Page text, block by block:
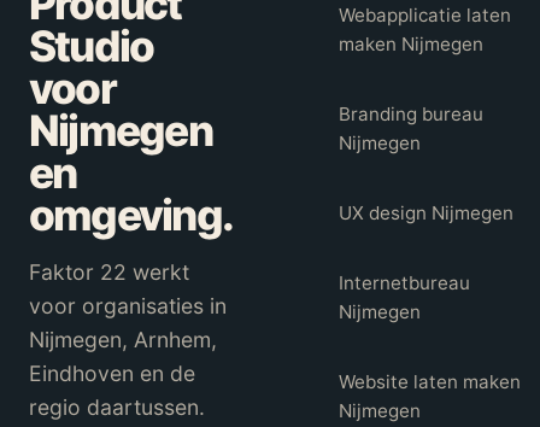
Studio
voor
Nijmegen
en
omgeving.
Faktor 22 werkt
voor organisaties in
Nijmegen, Arnhem,
Eindhoven en de
regio daartussen.
Webapplicatie laten
maken Nijmegen
Branding bureau
Nijmegen
UX design Nijmegen
Internetbureau
Nijmegen
Website laten maken
Nijmegen